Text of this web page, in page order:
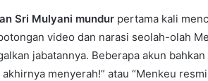
Sri Mulyani mundur pertama kali
video dan narasi seolah-olah
jabatannya. Beberapa akun
menyerah!” atau “Menkeu